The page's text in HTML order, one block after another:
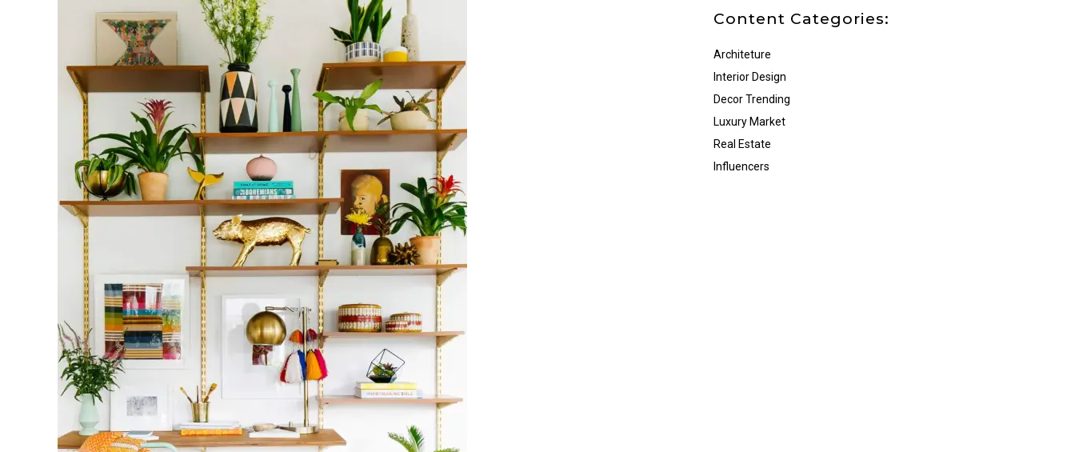
Content Categories:
Architeture
Interior Design
Decor Trending
Luxury Market
Real Estate
Influencers